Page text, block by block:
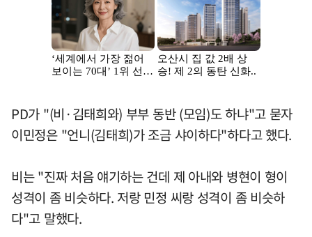
PD가 "(비·김태희와) 부부 동반 (모임)도 하냐"고 묻자
이민정은 "언니(김태희)가 조금 샤이하다"하다고 했다.
비는 "진짜 처음 얘기하는 건데 제 아내와 병현이 형이
성격이 좀 비슷하다. 저랑 민정 씨랑 성격이 좀 비슷하
다"고 말했다.